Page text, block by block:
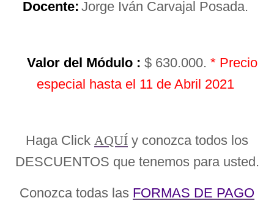
Docente: Jorge Iván Carvajal Posada.
Valor del Módulo : $ 630.000. * Precio
especial hasta el 11 de Abril 2021
Haga Click AQUÍ y conozca todos los
DESCUENTOS que tenemos para usted.
Conozca todas las FORMAS DE PAGO